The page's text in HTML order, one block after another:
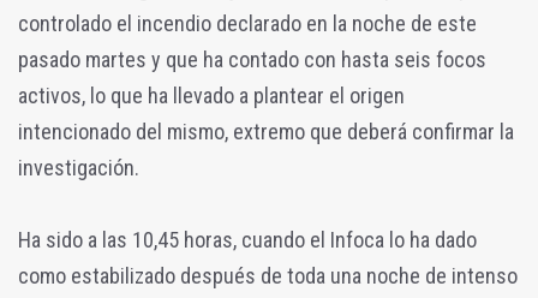
controlado el incendio declarado en la noche de este
pasado martes y que ha contado con hasta seis focos
activos, lo que ha llevado a plantear el origen
intencionado del mismo, extremo que deberá confirmar la
investigación.
Ha sido a las 10,45 horas, cuando el Infoca lo ha dado
como estabilizado después de toda una noche de intenso